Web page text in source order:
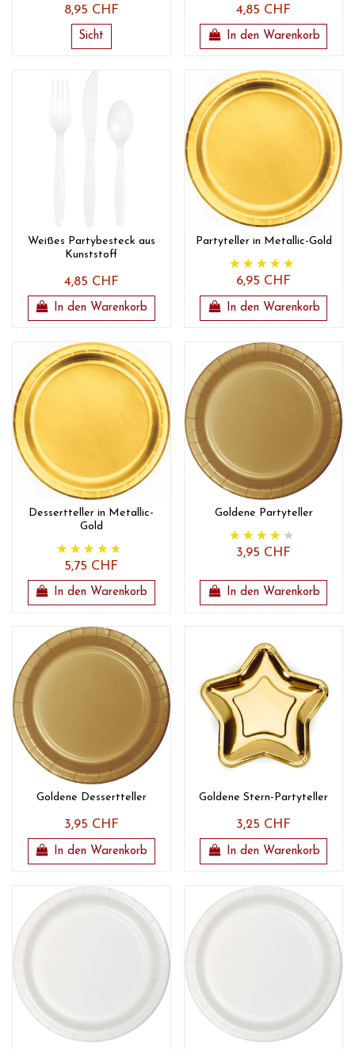
8,95 CHF
Sicht
4,85 CHF
In den Warenkorb
Weißes Partybesteck aus
Kunststoff
4,85 CHF
In den Warenkorb
Partyteller in Metallic-Gold
6,95 CHF
In den Warenkorb
Dessertteller in Metallic-
Gold
5,75 CHF
In den Warenkorb
Goldene Partyteller
3,95 CHF
In den Warenkorb
Goldene Dessertteller
3,95 CHF
In den Warenkorb
Goldene Stern-Partyteller
3,25 CHF
In den Warenkorb